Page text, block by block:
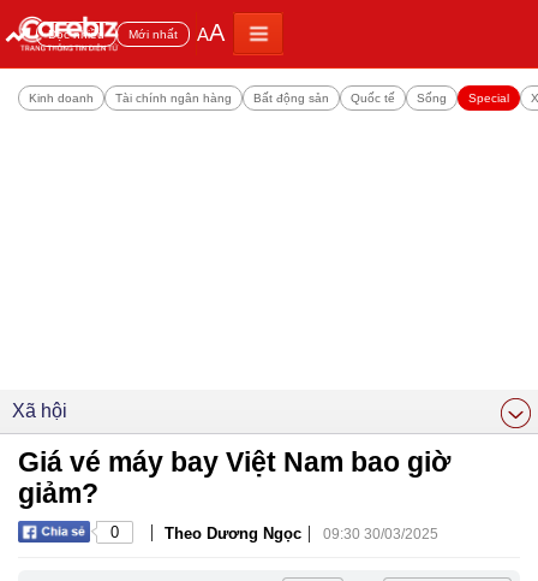
Đọc nhiều Mới nhất AA
Kinh doanh Tài chính ngân hàng Bất động sản Quốc tế Sống Special
Xã hội
Giá vé máy bay Việt Nam bao giờ
giảm?
0 | Theo Dương Ngọc | 09:30 30/03/2025